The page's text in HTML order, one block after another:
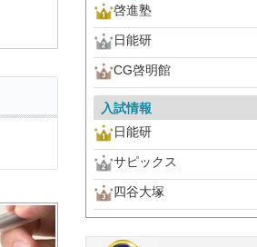
啓進塾
日能研
CG啓明館
入試情報
日能研
サピックス
四谷大塚